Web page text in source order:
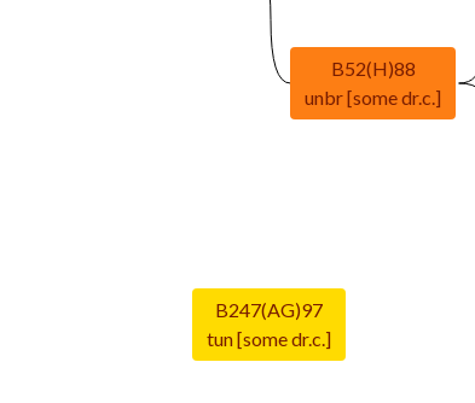
B52(H)88
unbr [some dr.c.]
B247(AG)97
tun [some dr.c.]